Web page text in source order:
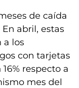
de caída
abril, estas
a los
con tarjetas
respecto a
mes del